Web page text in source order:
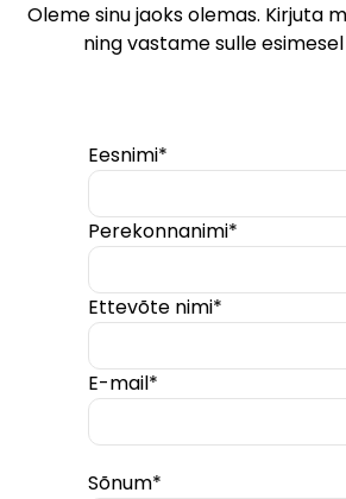
Oleme sinu jaoks olemas. Kirjuta
ning vastame sulle
Eesnimi*
Perekonnanimi*
Ettevõte nimi*
E-mail*
Sõnum*